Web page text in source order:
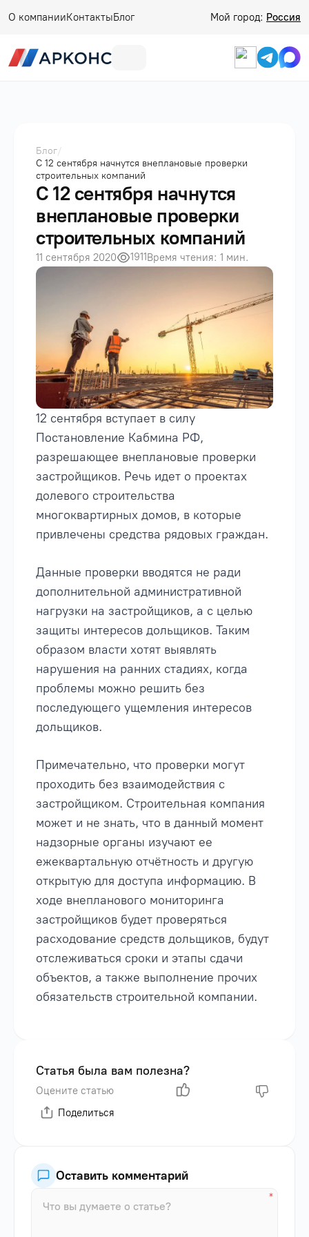
О компанииКонтактыБлог Мой город: Россия
Блог/
С 12 сентября начнутся внеплановые проверки
строительных компаний
С 12 сентября начнутся
внеплановые проверки
строительных компаний
11 сентября 2020 1911Время чтения: 1 мин.
12 сентября вступает в силу
Постановление Кабмина РФ,
разрешающее внеплановые проверки
застройщиков. Речь идет о проектах
долевого строительства
многоквартирных домов, в которые
привлечены средства рядовых граждан.
Данные проверки вводятся не ради
дополнительной административной
нагрузки на застройщиков, а с целью
защиты интересов дольщиков. Таким
образом власти хотят выявлять
нарушения на ранних стадиях, когда
проблемы можно решить без
последующего ущемления интересов
дольщиков.
Примечательно, что проверки могут
проходить без взаимодействия с
застройщиком. Строительная компания
может и не знать, что в данный момент
надзорные органы изучают ее
ежеквартальную отчётность и другую
открытую для доступа информацию. В
ходе внепланового мониторинга
застройщиков будет проверяться
расходование средств дольщиков, будут
отслеживаться сроки и этапы сдачи
объектов, а также выполнение прочих
обязательств строительной компании.
Статья была вам полезна?
Оцените статью
Поделиться
Оставить комментарий